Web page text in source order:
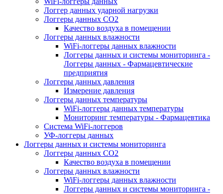
Логгер данных ударной нагрузки
Логгеры данных CO2
Качество воздуха в помещении
Логгеры данных влажности
WiFi-логгеры данных влажности
Логгеры данных и системы мониторинга -
Логгеры данных - Фармацевтические
предприятия
Логгеры данных давления
Измерение давления
Логгеры данных температуры
WiFi-логгеры данных температуры
Мониторинг температуры - Фармацевтика
Система WiFi-логгеров
УФ-логгеры данных
Логгеры данных и системы мониторинга
Логгеры данных CO2
Качество воздуха в помещении
Логгеры данных влажности
WiFi-логгеры данных влажности
Логгеры данных и системы мониторинга -